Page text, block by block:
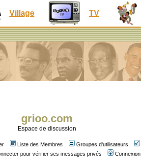
Village TV
grioo.com
Espace de discussion
Liste des Membres Groupes d'utilisateurs
pour vérifier ses messages privés Connexion